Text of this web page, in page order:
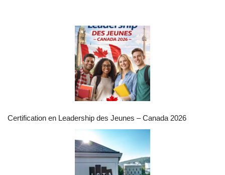
Certification en Leadership des Jeunes – Canada 2026